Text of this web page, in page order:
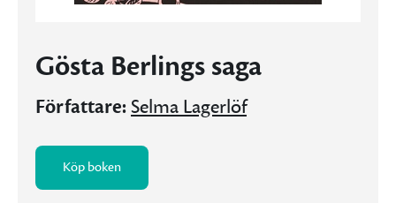
Gösta Berlings saga
Författare:Selma Lagerlöf
Köp boken